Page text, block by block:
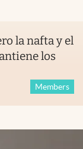
la nafta y el
los
Members